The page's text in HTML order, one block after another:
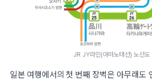
JR JY라인(야마노테선) 노선도
일본 여행에서의 첫 번째 장벽은 아무래도